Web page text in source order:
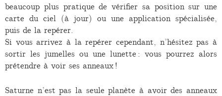
beaucoup plus pratique de vérifier sa position sur une
carte du ciel (à jour) ou une application spécialisée,
puis de la repérer.
Si vous arrivez à la repérer cependant, n’hésitez pas à
sortir les jumelles ou une lunette : vous pourrez alors
prétendre à voir ses anneaux !
Saturne n’est pas la seule planète à avoir des anneaux